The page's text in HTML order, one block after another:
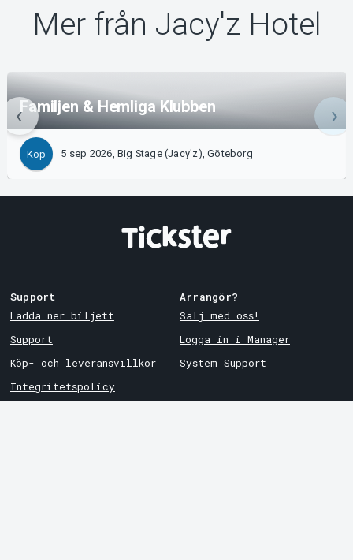
Mer från Jacy'z Hotel
Familjen & Hemliga Klubben
Köp 5 sep 2026, Big Stage (Jacy'z), Göteborg
Support
Ladda ner biljett
Support
Köp- och leveransvillkor
Integritetspolicy
Arrangör?
Sälj med oss!
Logga in i Manager
System Support